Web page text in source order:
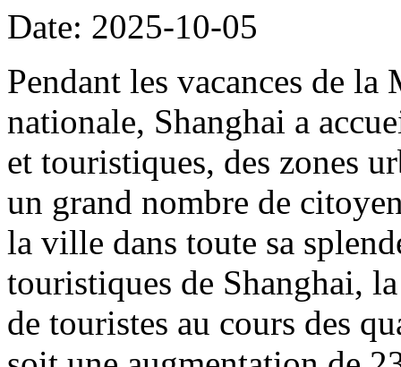
Date: 2025-10-05
Pendant les vacances de
nationale, Shanghai a
et touristiques, des zones
un grand nombre de
la ville dans toute sa
touristiques de Shanghai,
de touristes au cours des